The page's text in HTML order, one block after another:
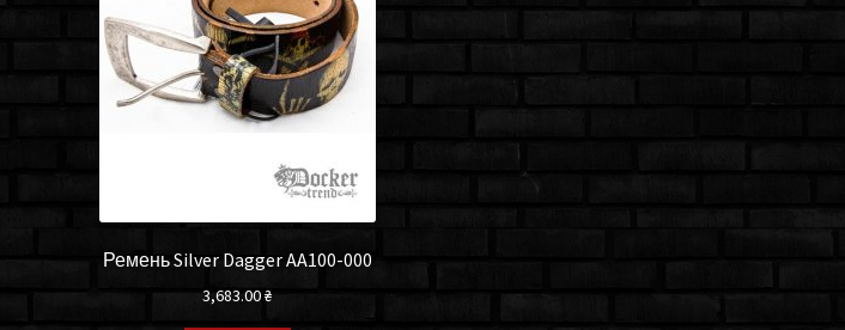
Ремень Silver Dagger AA100-000
3,683.00₴